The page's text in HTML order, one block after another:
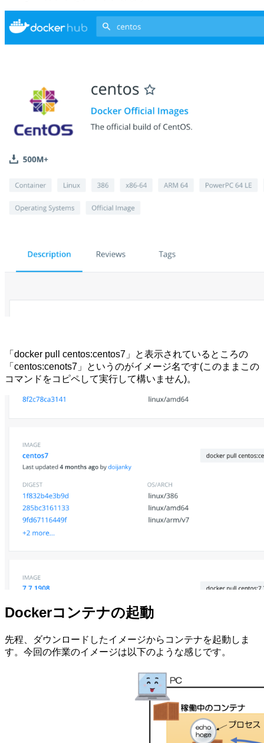
「docker pull centos:centos7」と表示されているところの
「centos:cenots7」というのがイメージ名です(このままこの
コマンドをコピペして実行して構いません)。
Dockerコンテナの起動
先程、ダウンロードしたイメージからコンテナを起動しま
す。今回の作業のイメージは以下のような感じです。